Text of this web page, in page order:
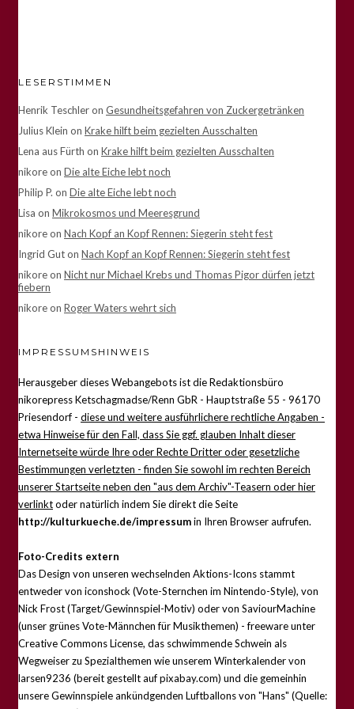
LESERSTIMMEN
Henrik Teschleron Gesundheitsgefahren von Zuckergetränken
Julius Klein on Krake hilft beim gezielten Ausschalten
Lena aus Fürth on Krake hilft beim gezielten Ausschalten
nikoreon Die alte Eiche lebt noch
Philip P. on Die alte Eiche lebt noch
Lisa on Mikrokosmos und Meeresgrund
nikoreon Nach Kopf an Kopf Rennen: Siegerin steht fest
Ingrid Guton Nach Kopf an Kopf Rennen: Siegerin steht fest
nikoreon Nicht nur Michael Krebs und Thomas Pigor dürfen jetzt
fiebern
nikoreon Roger Waters wehrt sich
IMPRESSUMSHINWEIS
Herausgeber dieses Webangebots ist die Redaktionsbüro
nikorepress Ketschagmadse/Renn GbR - Hauptstraße 55 - 96170
Priesendorf - diese und weitere ausführlichere rechtliche Angaben -
etwa Hinweise für den Fall, dass Sie ggf. glauben Inhalt dieser
Internetseite würde Ihre oder Rechte Dritter oder gesetzliche
Bestimmungen verletzten - finden Sie sowohl im rechten Bereich
unserer Startseite neben den "aus dem Archiv"-Teasern oder hier
verlinktoder natürlich indem Sie direkt die Seite
http://kulturkueche.de/impressumin Ihren Browser aufrufen.
Foto-Credits extern
Das Design von unseren wechselnden Aktions-Icons stammt
entweder von iconshock (Vote-Sternchen im Nintendo-Style), von
Nick Frost (Target/Gewinnspiel-Motiv) oder von SaviourMachine
(unser grünes Vote-Männchen für Musikthemen) - freeware unter
Creative Commons License, das schwimmende Schwein als
Wegweiser zu Spezialthemen wie unserem Winterkalender von
larsen9236 (bereit gestellt auf pixabay.com) und die gemeinhin
unsere Gewinnspiele ankündgenden Luftballons von "Hans" (Quelle: